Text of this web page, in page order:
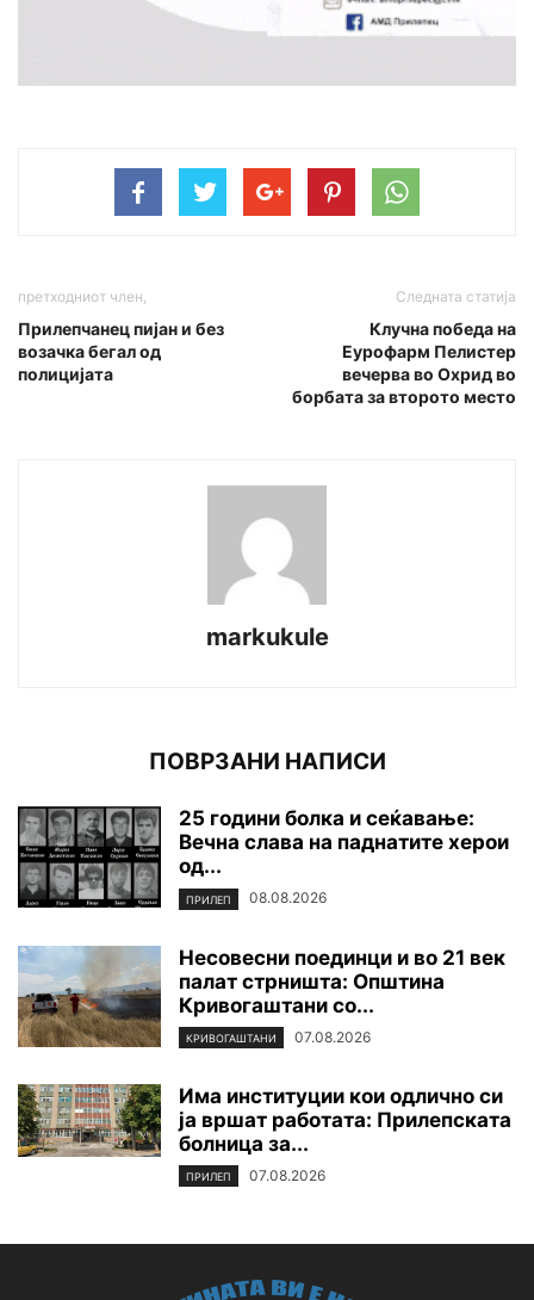
претходниот член,
Прилепчанец пијан и без
возачка бегал од
полицијата
Следната статија
Клучна победа на
Еурофарм Пелистер
вечерва во Охрид во
борбата за второто место
markukule
ПОВРЗАНИ НАПИСИ
25 години болка и сеќавање:
Вечна слава на паднатите xepoи
од...
ПРИЛЕП 08.08.2026
Несовесни поединци и во 21 век
палат стрништа: Општина
Кривогаштани со...
КРИВОГАШТАНИ 07.08.2026
Има институции кои одлично си
ја вршат работата: Прилепската
болница за...
ПРИЛЕП 07.08.2026